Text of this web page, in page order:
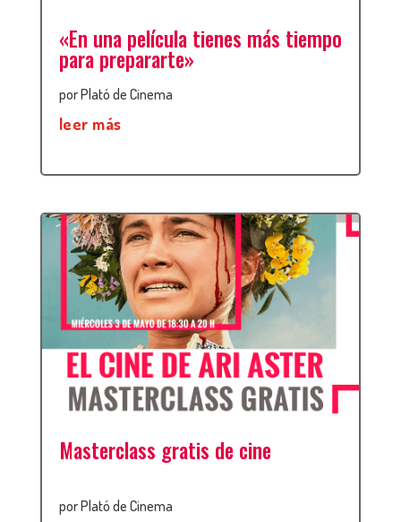
«En una película tienes más tiempo
para prepararte»
porPlató de Cinema
leer más
Masterclass gratis de cine
porPlató de Cinema